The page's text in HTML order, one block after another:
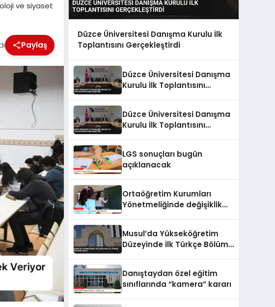
ve siyaset
Paylaş
Düzce Üniversitesi Danışma Kurulu İlk
Toplantısını Gerçekleştirdi
Düzce Üniversitesi Danışma
Kurulu İlk Toplantısını
Düzce Üniversitesi Danışma
Kurulu İlk Toplantısını
LGS sonuçları bugün
açıklanacak
Ortaöğretim Kurumları
Yönetmeliğinde değişiklik
Musul’da Yükseköğretim
Düzeyinde İlk Türkçe Bölümü
Danıştaydan özel eğitim
sınıflarında “kamera” kararı